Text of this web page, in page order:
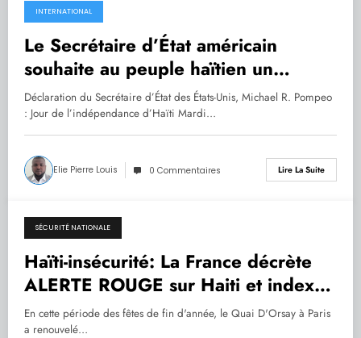
31.12.2019
INTERNATIONAL
Le Secrétaire d’État américain
souhaite au peuple haïtien un
heureux 216ème de l’Indépendance
et prône le dialogue inclusif
Déclaration du Secrétaire d’État des États-Unis, Michael R. Pompeo
: Jour de l’indépendance d’Haïti Mardi…
Elie Pierre Louis 0 Commentaires Lire La Suite
29.12.2019
SÉCURITÉ NATIONALE
Haïti-insécurité: La France décrète
ALERTE ROUGE sur Haiti et indexe
les zones ROUGES
En cette période des fêtes de fin d'année, le Quai D'Orsay à Paris
a renouvelé…